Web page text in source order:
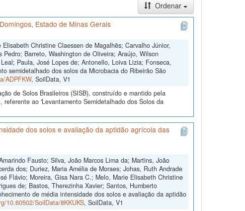
Ordenar
Estado de Minas Gerais
Christine Claessen de Magalhẽs; Carvalho Júnior,
Barreto, Washington de Oliveira; Araújo, Wilson
Paula, José Lopes de; Antonello, Loiva Lizia; Fonseca,
semidetalhado dos solos da Microbacia do Ribeirão São
ADPFKW, SoilData, V1
de Solos Brasileiros (SISB), construído e mantido pela
ao 'Levantamento Semidetalhado dos Solos da
dos solos e avaliação da aptidão agrícola das
Fausto; Silva, João Marcos Lima da; Martins, João
dos; Duriez, Maria Amélia de Moraes; Johas, Ruth Andrade
Flávio; Moreira, Gisa Nara C.; Melo, Marie Elisabeth Christine
de; Bastos, Therezinha Xavier; Santos, Humberto
de média intensidade dos solos e avaliação da aptidão
10.60502/SoilData/8KKUKS, SoilData, V1